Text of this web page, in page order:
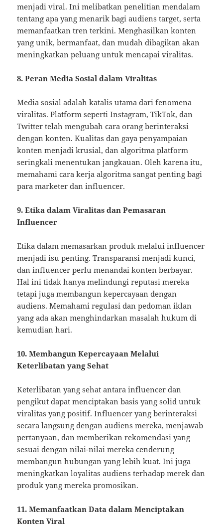
menjadi viral. Ini melibatkan penelitian mendalam
tentang apa yang menarik bagi audiens target, serta
memanfaatkan tren terkini. Menghasilkan konten
yang unik, bermanfaat, dan mudah dibagikan akan
meningkatkan peluang untuk mencapai viralitas.
8. Peran Media Sosial dalam Viralitas
Media sosial adalah katalis utama dari fenomena
viralitas. Platform seperti Instagram, TikTok, dan
Twitter telah mengubah cara orang berinteraksi
dengan konten. Kualitas dan gaya penyampaian
konten menjadi krusial, dan algoritma platform
seringkali menentukan jangkauan. Oleh karena itu,
memahami cara kerja algoritma sangat penting bagi
para marketer dan influencer.
9. Etika dalam Viralitas dan Pemasaran
Influencer
Etika dalam memasarkan produk melalui influencer
menjadi isu penting. Transparansi menjadi kunci,
dan influencer perlu menandai konten berbayar.
Hal ini tidak hanya melindungi reputasi mereka
tetapi juga membangun kepercayaan dengan
audiens. Memahami regulasi dan pedoman iklan
yang ada akan menghindarkan masalah hukum di
kemudian hari.
10. Membangun Kepercayaan Melalui
Keterlibatan yang Sehat
Keterlibatan yang sehat antara influencer dan
pengikut dapat menciptakan basis yang solid untuk
viralitas yang positif. Influencer yang berinteraksi
secara langsung dengan audiens mereka, menjawab
pertanyaan, dan memberikan rekomendasi yang
sesuai dengan nilai-nilai mereka cenderung
membangun hubungan yang lebih kuat. Ini juga
meningkatkan loyalitas audiens terhadap merek dan
produk yang mereka promosikan.
11. Memanfaatkan Data dalam Menciptakan
Konten Viral